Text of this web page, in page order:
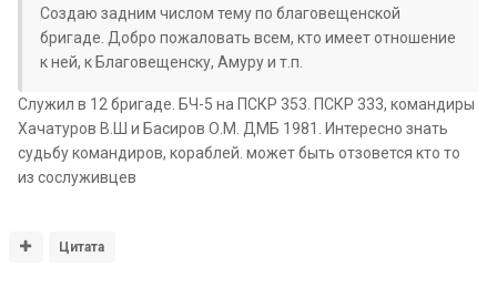
Создаю задним числом тему по благовещенской
бригаде. Добро пожаловать всем, кто имеет отношение
к ней, к Благовещенску, Амуру и т.п.
Служил в 12 бригаде. БЧ-5 на ПСКР 353. ПСКР 333, командиры
Хачатуров В.Ш и Басиров О.М. ДМБ 1981. Интересно знать
судьбу командиров, кораблей. может быть отзовется кто то
из сослуживцев
Цитата